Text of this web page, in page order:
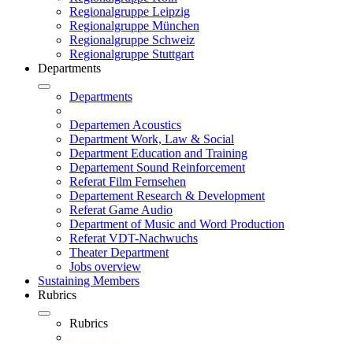
Regionalgruppe Leipzig
Regionalgruppe München
Regionalgruppe Schweiz
Regionalgruppe Stuttgart
Departments
Departments
Departemen Acoustics
Department Work, Law & Social
Department Education and Training
Departement Sound Reinforcement
Referat Film Fernsehen
Departement Research & Development
Referat Game Audio
Department of Music and Word Production
Referat VDT-Nachwuchs
Theater Department
Jobs overview
Sustaining Members
Rubrics
Rubrics